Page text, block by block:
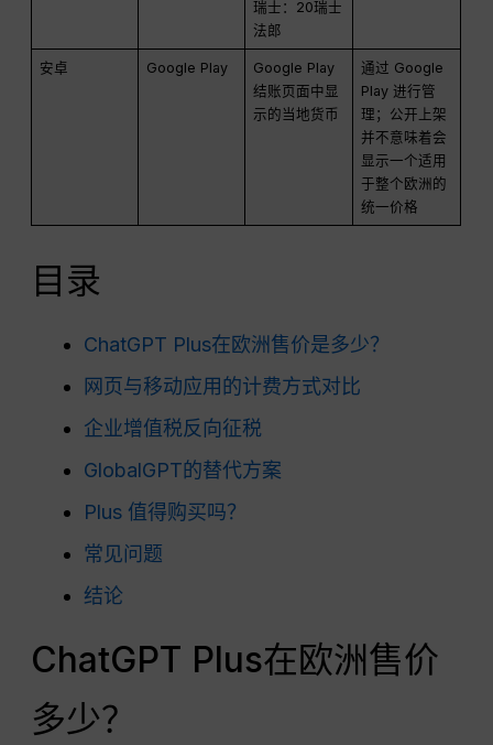
瑞士：20瑞士
法郎
安卓 Google Play
Google Play
结账页面中显
示的当地货币
通过 Google
Play 进行管
理；公开上架
并不意味着会
显示一个适用
于整个欧洲的
统一价格
目录
ChatGPT Plus在欧洲售价是多少？
网页与移动应用的计费方式对比
企业增值税反向征税
GlobalGPT的替代方案
Plus 值得购买吗？
常见问题
结论
ChatGPT Plus在欧洲售价
多少？